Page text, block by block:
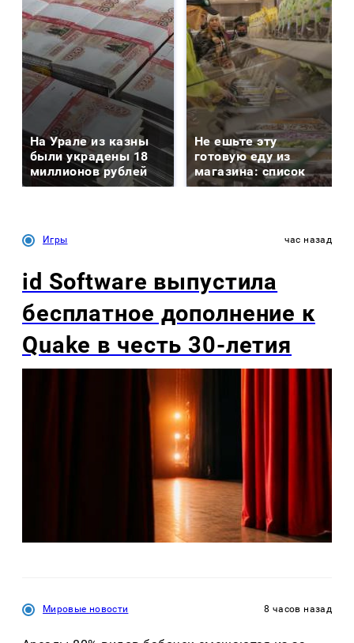
На Урале из казны
были украдены 18
миллионов рублей
Не ешьте эту
готовую еду из
магазина: список
Игры час назад
id Software выпустила
бесплатное дополнение к
Quake в честь 30-летия
Мировые новости 8 часов назад